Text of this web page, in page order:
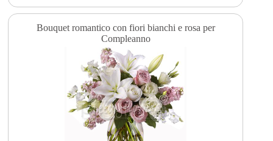
Bouquet romantico con fiori bianchi e rosa per
Compleanno